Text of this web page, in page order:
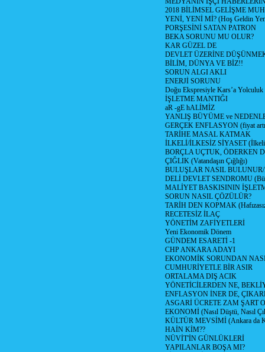
2018 BİLİMSEL GELİŞME
YENİ, YENİ Mİ? (Hoş Geldin
PORŞESİNİ SATAN PATRON
BEKA SORUNU MU OLUR?
KAR GÜZEL DE
DEVLET ÜZERİNE
BİLİM, DÜNYA VE BİZ!!
SORUN ALGI AKLI
ENERJİ SORUNU
Doğu Ekspresiyle Kars’a Yolculuk
İŞLETME MANTIĞI
aR -gE hALİMİZ
YANLIŞ BÜYÜME ve
GERÇEK ENFLASYON (fiyat
TARİHE MASAL KATMAK
İLKELİ/İLKESİZ SİYASET
BORÇLA UÇTUK, ÖDERKEN
ÇIĞLIK (Vatandaşın Çığlığı)
BULUŞLAR NASIL
DELİ DEVLET SENDROMU
MALİYET BASKISININ
SORUN NASIL ÇÖZÜLÜR?
TARİH DEN KOPMAK
RECETESİZ İLAÇ
YÖNETİM ZAFİYETLERİ
Yeni Ekonomik Dönem
GÜNDEM ESARETİ -1
CHP ANKARA ADAYI
EKONOMİK SORUNDAN
CUMHURİYETLE BİR ASIR
ORTALAMA DIŞ ACIK
YÖNETİCİLERDEN NE,
ENFLASYON İNER DE,
ASGARİ ÜCRETE ZAM ŞART
EKONOMİ (Nasıl Düştü, Nasıl
KÜLTÜR MEVSİMİ (Ankara da
HAİN KİM??
NÜVİT'İN GÜNLÜKLERİ
YAPILANLAR BOŞA MI?